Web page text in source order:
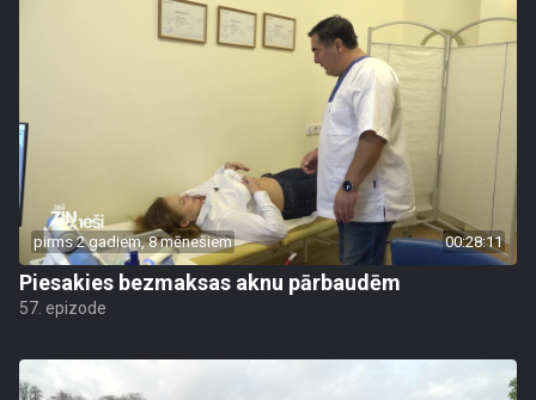
pirms 2 gadiem, 8 mēnešiem 00:28:11
Piesakies bezmaksas aknu pārbaudēm
57. epizode